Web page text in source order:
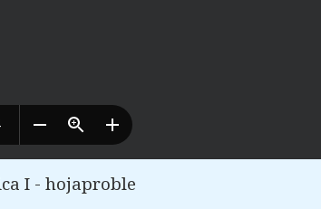
I - hojaproble